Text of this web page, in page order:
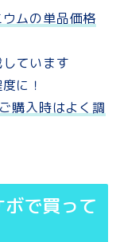
ムの単品価格
ています
に！
購入時はよく調
で買って